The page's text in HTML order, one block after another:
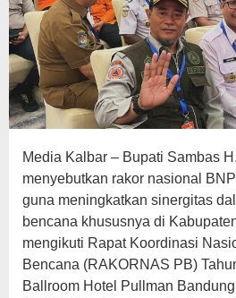
Media Kalbar – Bupati Sambas
menyebutkan rakor nasional
guna meningkatkan sinergitas
bencana khususnya di
mengikuti Rapat Koordinasi
Bencana (RAKORNAS PB)
Ballroom Hotel Pullman